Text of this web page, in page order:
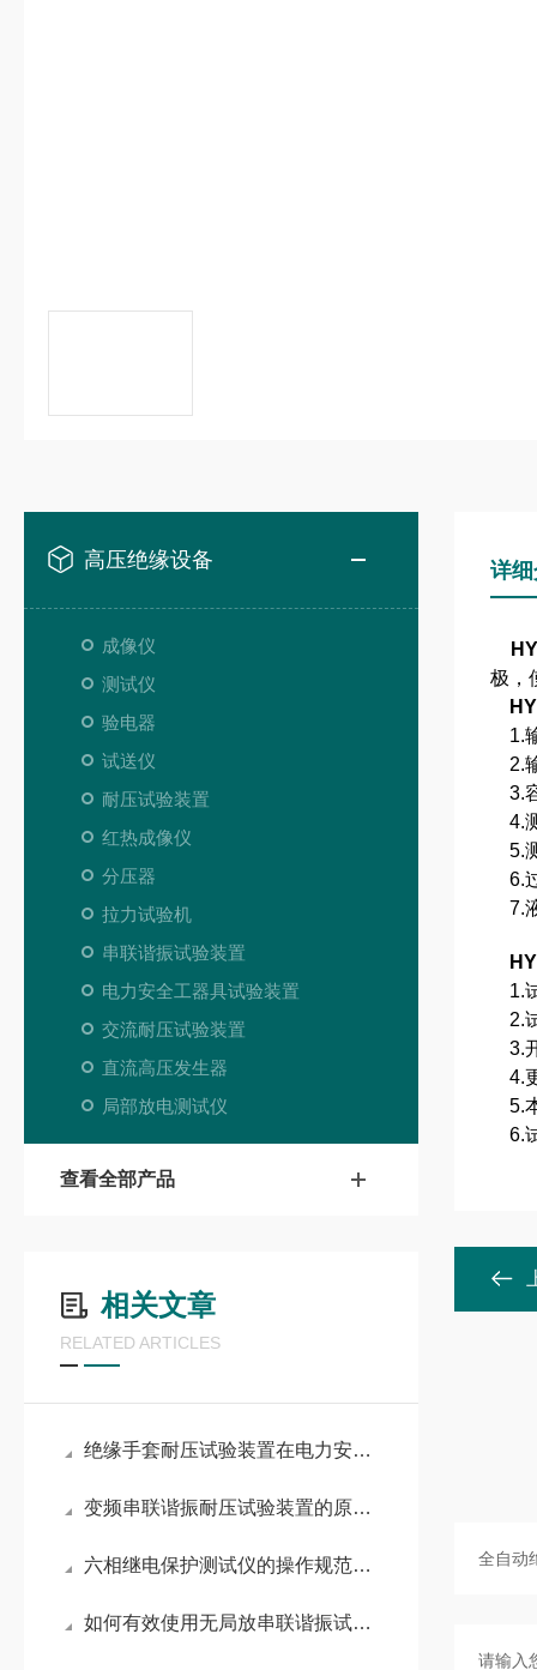
高压绝缘设备
成像仪
测试仪
验电器
试送仪
耐压试验装置
红热成像仪
分压器
拉力试验机
串联谐振试验装置
电力安全工器具试验装置
交流耐压试验装置
直流高压发生器
局部放电测试仪
查看全部产品
相关文章
RELATED ARTICLES
绝缘手套耐压试验装置在电力安全工器具管理中的应用
变频串联谐振耐压试验装置的原理与应用分析
六相继电保护测试仪的操作规范与故障处理
如何有效使用无局放串联谐振试验装置进行检测？
详
极，
1.
2.
3.
4.
5.
6.
7.
1.
2.
3.
4.
5.
6.